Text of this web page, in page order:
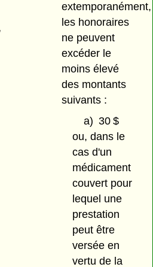
extemporanément,
les honoraires
ne peuvent
excéder le
moins élevé
des montants
suivants :
a) 30 $
ou, dans le
cas d'un
médicament
couvert pour
lequel une
prestation
peut être
versée en
vertu de la